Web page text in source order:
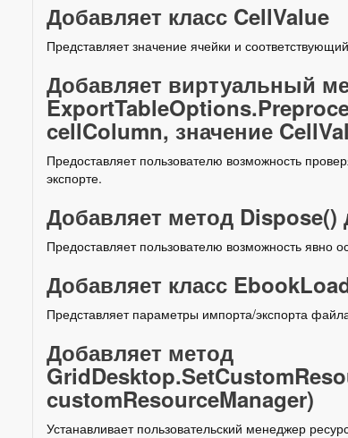
Добавляет класс CellValue
Представляет значение ячейки и
Добавляет виртуальный
cellColumn, значение
Предоставляет пользователю возможность
экспорте.
Добавляет метод Dispose()
Предоставляет пользователю возможность явно
Добавляет класс
Представляет параметры импорта/экспорта
Добавляет метод
customResourceManager)
Устанавливает пользовательский менеджер